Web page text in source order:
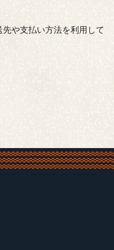
や支払い方法を利用して